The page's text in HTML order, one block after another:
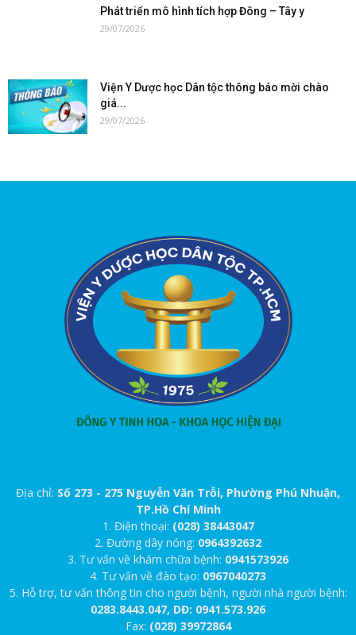
Phát triển mô hình tích hợp Đông – Tây y
29/07/2026
Viện Y Dược học Dân tộc thông báo mời chào
giá...
29/07/2026
Địa chỉ: Số 273 - 275 Nguyễn Văn Trỗi, Phường Phú Nhuận,
TP.Hồ Chí Minh
1. Điện thoại: (028) 38443047
2. Đường dây nóng: 0964392632
3. Tư vấn về khám chữa bệnh: 0941573926
4. Tư vấn về đào tạo: 0967040273
5. Hỗ trợ, tư vấn thông tin cho người bệnh, người nhà người bệnh:
0283.8443.047, DĐ: 0941.573.926
Fax: (028) 39972864